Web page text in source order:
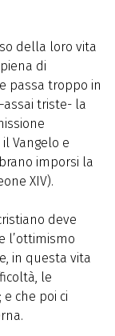
della loro vita
di
passa troppo in
triste- la
Vangelo e
imporsi la
XIV).
deve
l’ottimismo
in questa vita
le
che poi ci